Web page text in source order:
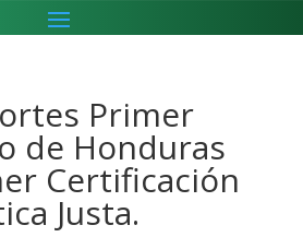
Primer
de Honduras
Certificación
Justa.